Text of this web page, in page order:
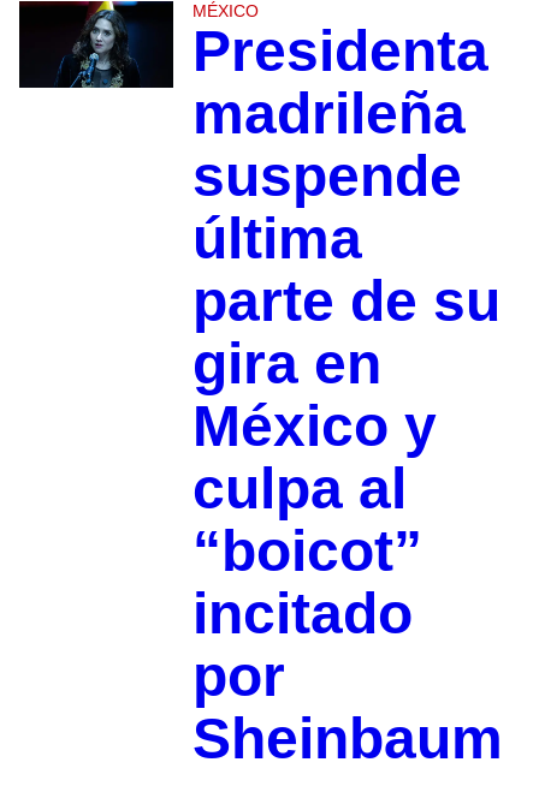
MÉXICO
Presidenta
madrileña
suspende
última
parte de su
gira en
México y
culpa al
“boicot”
incitado
por
Sheinbaum